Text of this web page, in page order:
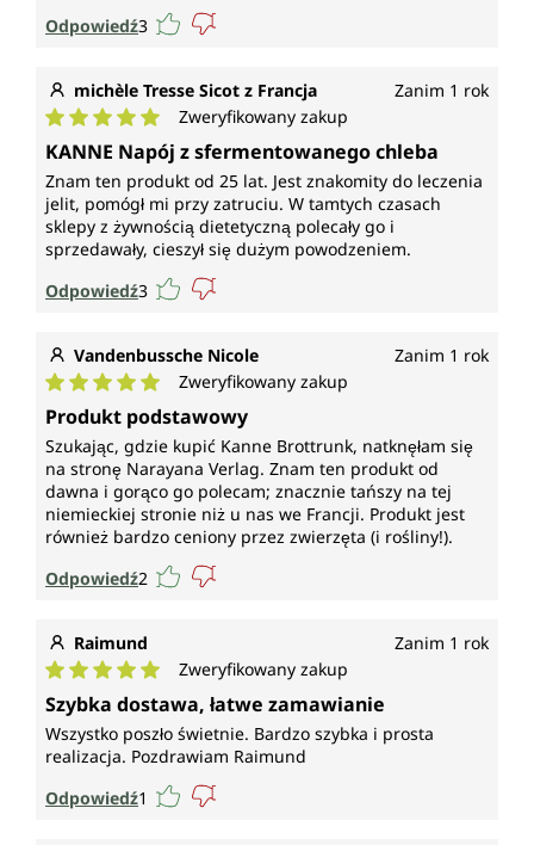
Odpowiedź3
michèle Tresse Sicot z Francja Zanim 1 rok
Średnia ocena 5 z 5 gwiazdek
Zweryfikowany zakup
KANNE Napój z sfermentowanego chleba
Znam ten produkt od 25 lat. Jest znakomity do leczenia
jelit, pomógł mi przy zatruciu. W tamtych czasach
sklepy z żywnością dietetyczną polecały go i
sprzedawały, cieszył się dużym powodzeniem.
Odpowiedź3
Vandenbussche Nicole Zanim 1 rok
Średnia ocena 5 z 5 gwiazdek
Zweryfikowany zakup
Produkt podstawowy
Szukając, gdzie kupić Kanne Brottrunk, natknęłam się
na stronę Narayana Verlag. Znam ten produkt od
dawna i gorąco go polecam; znacznie tańszy na tej
niemieckiej stronie niż u nas we Francji. Produkt jest
również bardzo ceniony przez zwierzęta (i rośliny!).
Odpowiedź2
Raimund Zanim 1 rok
Średnia ocena 5 z 5 gwiazdek
Zweryfikowany zakup
Szybka dostawa, łatwe zamawianie
Wszystko poszło świetnie. Bardzo szybka i prosta
realizacja. Pozdrawiam Raimund
Odpowiedź1